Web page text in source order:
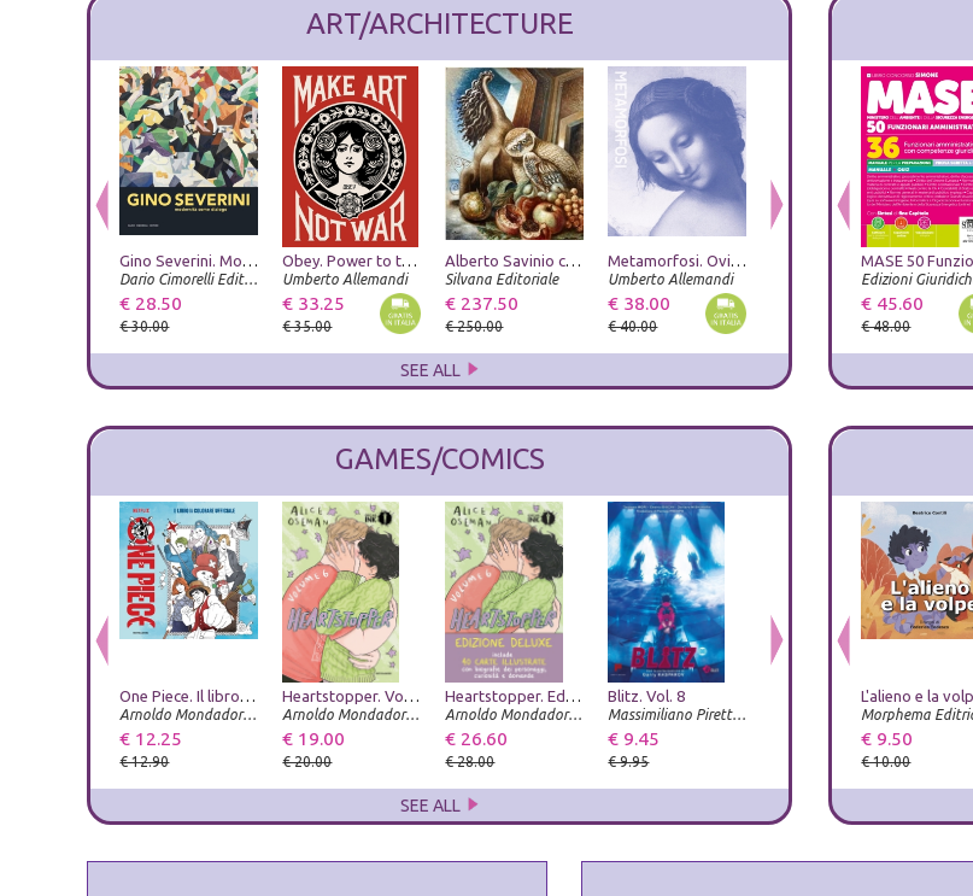
ART/ARCHITECTURE
Gino Severini. Modernità come dialogo
Dario Cimorelli Editore
€ 28.50
€ 30.00
Obey. Power to the peaceful. Ediz. italiana
Umberto Allemandi
€ 33.25
€ 35.00
Alberto Savinio catalogo ragionato
Silvana Editoriale
€ 237.50
€ 250.00
Metamorfosi. Ovidio e le arti. Catalogo della mostra (Roma, 23 giugno-20 settembre 2026). Ediz. illustrata
Umberto Allemandi
€ 38.00
€ 40.00
Bellezza e Bruttezza. Ideale reale caricaturale nel rinascimento
Umberto Allemandi
€
€
SEE ALL
€ 45.60
€ 48.00
GAMES/COMICS
One Piece. Il libro da colorare ufficiale. Ediz. illustrata
Arnoldo Mondadori Editore
€ 12.25
€ 12.90
Heartstopper. Vol. 6
Arnoldo Mondadori Editore
€ 19.00
€ 20.00
Heartstopper. Ediz. deluxe. Con Carte. Vol. 6
Arnoldo Mondadori Editore
€ 26.60
€ 28.00
Blitz. Vol. 8
Massimiliano Piretti Editore
€ 9.45
€ 9.95
Humanity elect
Prospettiva Editrice Luni
SEE ALL
L'alieno e la
Morphema
€ 9.50
€ 10.00